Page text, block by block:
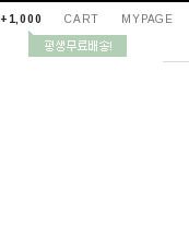
CART MYPAGE